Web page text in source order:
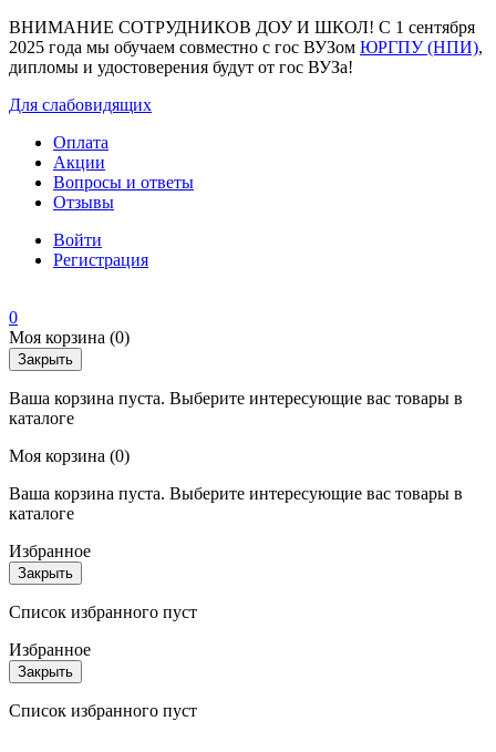
ВНИМАНИЕ СОТРУДНИКОВ ДОУ И ШКОЛ! С 1 сентября
2025 года мы обучаем совместно с гос ВУЗом ЮРГПУ (НПИ),
дипломы и удостоверения будут от гос ВУЗа!
Для слабовидящих
Оплата
Акции
Вопросы и ответы
Отзывы
Войти
Регистрация
0
Моя корзина (0)
Закрыть
Ваша корзина пуста. Выберите интересующие вас товары в
каталоге
Моя корзина (0)
Ваша корзина пуста. Выберите интересующие вас товары в
каталоге
Избранное
Закрыть
Список избранного пуст
Избранное
Закрыть
Список избранного пуст